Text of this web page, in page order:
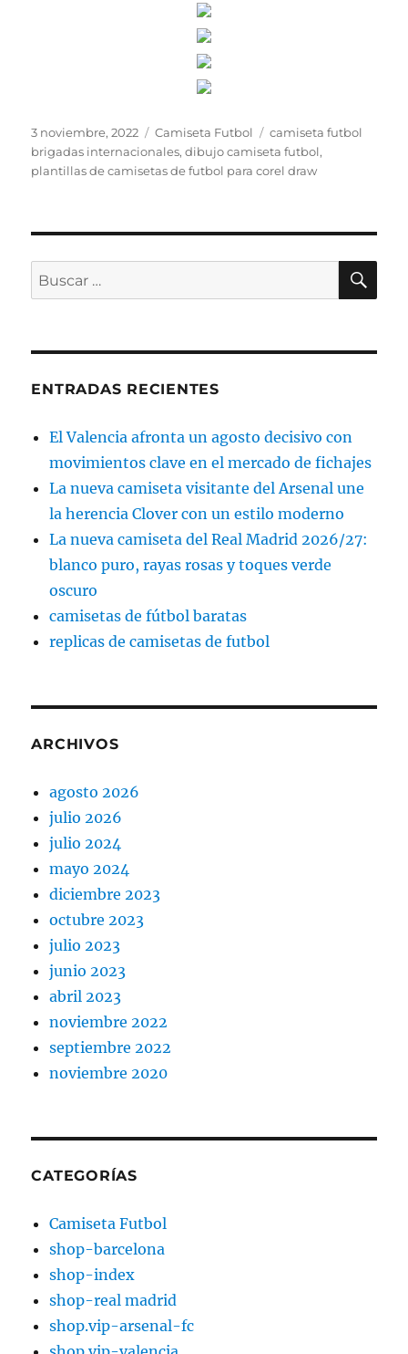
Publicado
el
3 noviembre, 2022 Categorías
Camiseta Futbol Etiquetas
camiseta futbol
brigadas internacionales,dibujo camiseta futbol,
plantillas de camisetas de futbol para corel draw
Buscar
por:
ENTRADAS RECIENTES
El Valencia afronta un agosto decisivo con
movimientos clave en el mercado de fichajes
La nueva camiseta visitante del Arsenal une
la herencia Clover con un estilo moderno
La nueva camiseta del Real Madrid 2026/27:
blanco puro, rayas rosas y toques verde
oscuro
camisetas de fútbol baratas
replicas de camisetas de futbol
ARCHIVOS
agosto 2026
julio 2026
julio 2024
mayo 2024
diciembre 2023
octubre 2023
julio 2023
junio 2023
abril 2023
noviembre 2022
septiembre 2022
noviembre 2020
CATEGORÍAS
Camiseta Futbol
shop-barcelona
shop-index
shop-real madrid
shop.vip-arsenal-fc